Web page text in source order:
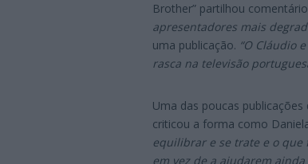
Brother” partilhou
apresentadores mais
uma publicação. “O Cláudio
rasca na televisão
Uma das poucas
criticou a forma como
equilibrar e se trate e o que
em vez de a ajudarem